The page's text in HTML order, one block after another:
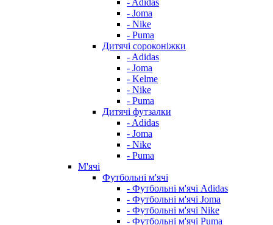
- Adidas
- Joma
- Nike
- Puma
Дитячі сороконіжки
- Adidas
- Joma
- Kelme
- Nike
- Puma
Дитячі футзалки
- Adidas
- Joma
- Nike
- Puma
М'ячі
Футбольні м'ячі
- Футбольні м'ячі Adidas
- Футбольні м'ячі Joma
- Футбольні м'ячі Nike
- Футбольні м'ячі Puma